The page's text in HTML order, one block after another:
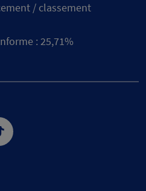
/ classement
: 25,71%